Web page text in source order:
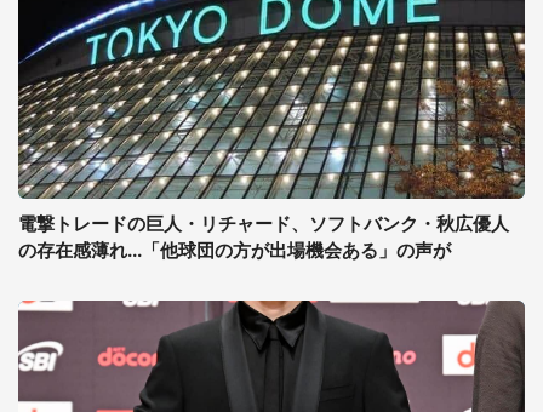
電撃トレードの巨人・リチャード、ソフトバンク・秋広優人
の存在感薄れ...「他球団の方が出場機会ある」の声が